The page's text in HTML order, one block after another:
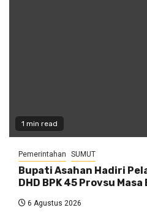
1 min read
Pemerintahan SUMUT
Bupati Asahan Hadiri
DHD BPK 45 Provsu
6 Agustus 2026